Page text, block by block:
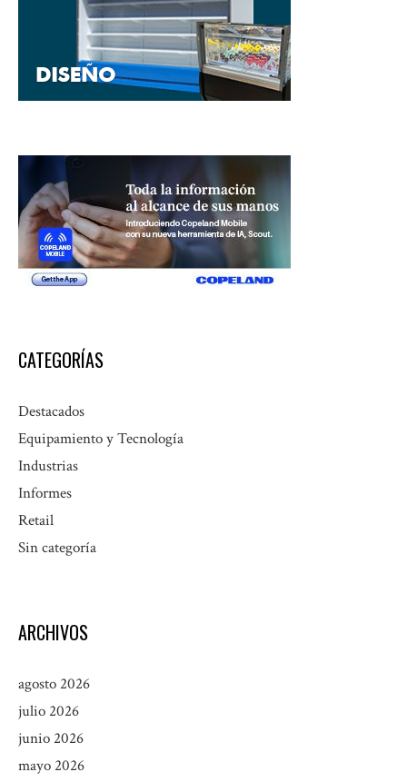
CATEGORÍAS
Destacados
Equipamiento y Tecnología
Industrias
Informes
Retail
Sin categoría
ARCHIVOS
agosto 2026
julio 2026
junio 2026
mayo 2026